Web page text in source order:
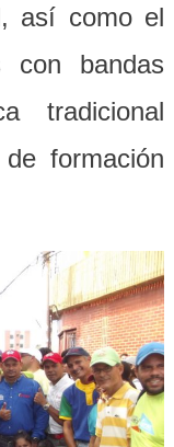
así como el
con bandas
tradicional
formación